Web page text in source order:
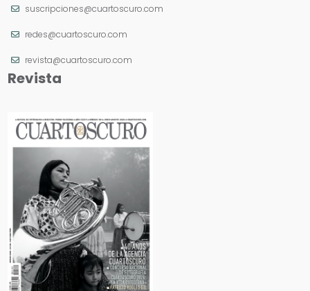
suscripciones@cuartoscuro.com
redes@cuartoscuro.com
revista@cuartoscuro.com
Revista